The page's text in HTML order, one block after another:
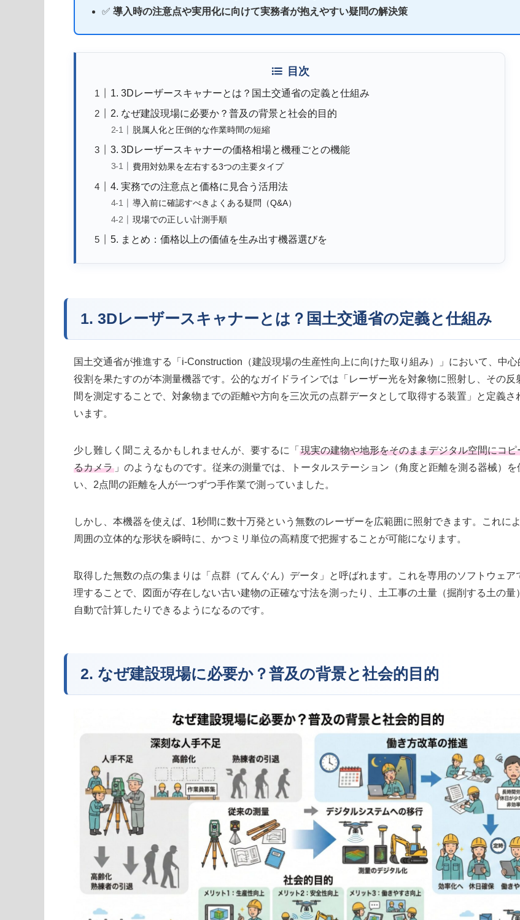
✅ 導入時の注意点や実用化に向けて実務者が抱えやすい疑問の解決策
目次
1. 3Dレーザースキャナーとは？国土交通省の定義と仕組み
2. なぜ建設現場に必要か？普及の背景と社会的目的
脱属人化と圧倒的な作業時間の短縮
3. 3Dレーザースキャナーの価格相場と機種ごとの機能
費用対効果を左右する3つの主要タイプ
4. 実務での注意点と価格に見合う活用法
導入前に確認すべきよくある疑問（Q&A）
現場での正しい計測手順
5. まとめ：価格以上の価値を生み出す機器選びを
1. 3Dレーザースキャナーとは？国土交通省の定義と仕組み
国土交通省が推進する「i-Construction（建設現場の生産性向上に向けた取り組み）」において、中心
役割を果たすのが本測量機器です。公的なガイドラインでは「レーザー光を対象物に照射し、その反
間を測定することで、対象物までの距離や方向を三次元の点群データとして取得する装置」と定義さ
います。
少し難しく聞こえるかもしれませんが、要するに「 現実の建物や地形をそのままデジタル空間にコピ
るカメラ 」のようなものです。従来の測量では、トータルステーション（角度と距離を測る器械）を
い、2点間の距離を人が一つずつ手作業で測っていました。
しかし、本機器を使えば、1秒間に数十万発という無数のレーザーを広範囲に照射できます。これによ
周囲の立体的な形状を瞬時に、かつミリ単位の高精度で把握することが可能になります。
取得した無数の点の集まりは「点群（てんぐん）データ」と呼ばれます。これを専用のソフトウェア
理することで、図面が存在しない古い建物の正確な寸法を測ったり、土工事の土量（掘削する土の量
自動で計算したりできるようになるのです。
2. なぜ建設現場に必要か？普及の背景と社会的目的